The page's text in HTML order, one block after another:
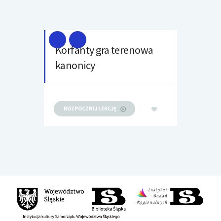
Korfanty gra terenowa
kanonicy
ROZPOCZNIJ LEKCJĘ